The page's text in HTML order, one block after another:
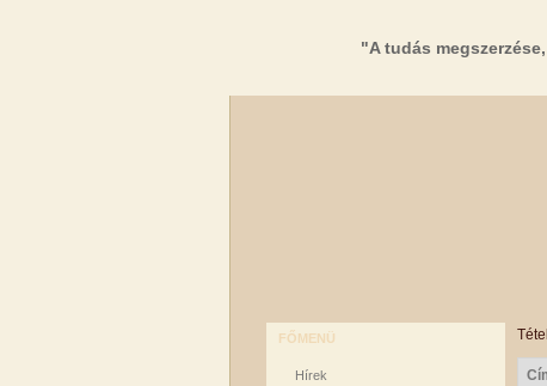
"A tudás
FŐMENÜ
Hírek